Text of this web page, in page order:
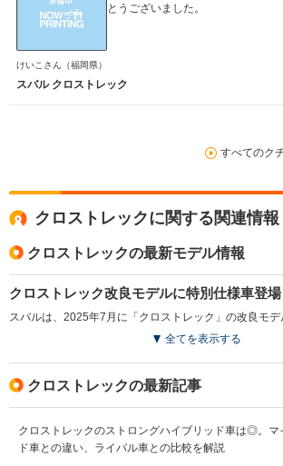
とうございました。
けいこさん （福岡県）
スバル クロストレック
すべてのク
クロストレックに関する関連情報
クロストレックの最新モデル情報
クロストレック改良モデルに特別仕様車登場
全てを表示する
クロストレックの最新記事
クロストレックのストロングハイブリッド車は◎。マ
ド車との違い、ライバル車との比較を解説